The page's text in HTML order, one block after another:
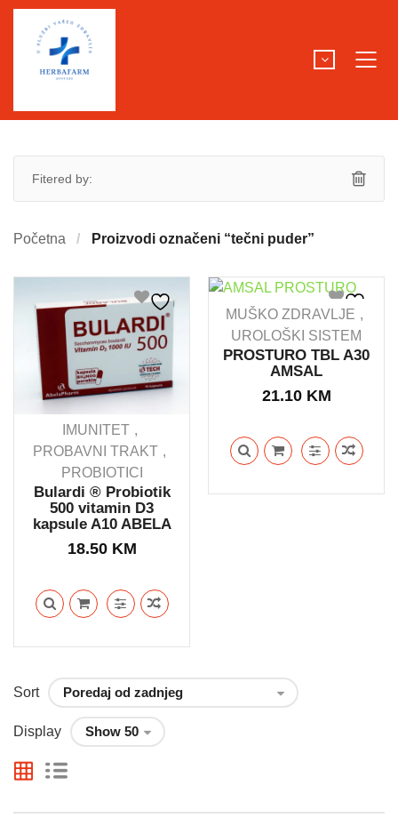
Fitered by:
Početna Proizvodi označeni “tečni puder”
IMUNITET
PROBAVNI TRAKT
PROBIOTICI
Bulardi ® Probiotik
500 vitamin D3
kapsule A10 ABELA
18.50 KM
MUŠKO ZDRAVLJE
UROLOŠKI SISTEM
PROSTURO TBL A30
AMSAL
21.10 KM
Sort
Display